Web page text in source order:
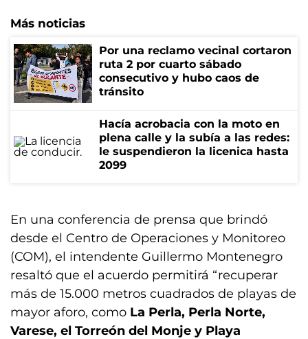
Más noticias
Por una reclamo vecinal cortaron
ruta 2 por cuarto sábado
consecutivo y hubo caos de
tránsito
Hacía acrobacia con la moto en
plena calle y la subía a las redes:
le suspendieron la licenica hasta
2099
En una conferencia de prensa que brindó
desde el Centro de Operaciones y Monitoreo
(COM), el intendente Guillermo Montenegro
resaltó que el acuerdo permitirá “recuperar
más de 15.000 metros cuadrados de playas de
mayor aforo, como La Perla, Perla Norte,
Varese, el Torreón del Monje y Playa